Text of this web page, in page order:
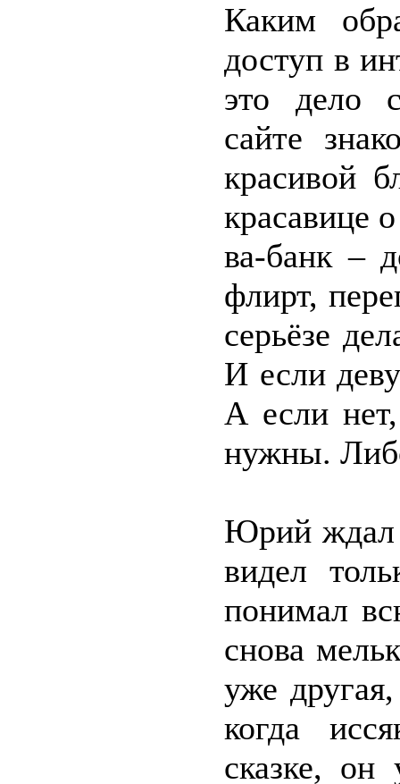
Каким
доступ в
это дело
сайте
красивой
красавице
ва-банк –
флирт,
серьёзе
И если
А если
нужны.
Юрий ждал
видел
понимал
снова
уже
когда
сказке,